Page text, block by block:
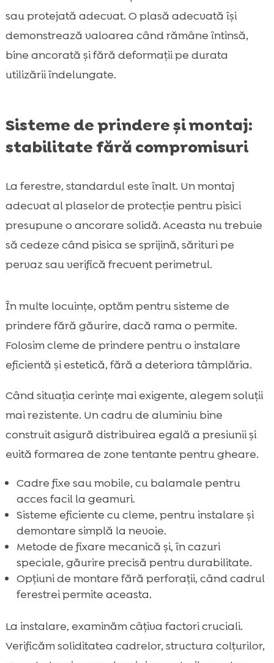
sau protejată adecvat. O plasă adecvată își
demonstrează valoarea când rămâne întinsă,
bine ancorată și fără deformații pe durata
utilizării îndelungate.
Sisteme de prindere și montaj:
stabilitate fără compromisuri
La ferestre, standardul este înalt. Un montaj
adecvat al plaselor de protecție pentru pisici
presupune o ancorare solidă. Aceasta nu trebuie
să cedeze când pisica se sprijină, sărituri pe
pervaz sau verifică frecvent perimetrul.
În multe locuințe, optăm pentru sisteme de
prindere fără găurire, dacă rama o permite.
Folosim cleme de prindere pentru o instalare
eficientă și estetică, fără a deteriora tâmplăria.
Când situația cerințe mai exigente, alegem soluții
mai rezistente. Un cadru de aluminiu bine
construit asigură distribuirea egală a presiunii și
evită formarea de zone tentante pentru gheare.
Cadre fixe sau mobile, cu balamale pentru
acces facil la geamuri.
Sisteme eficiente cu cleme, pentru instalare și
demontare simplă la nevoie.
Metode de fixare mecanică și, în cazuri
speciale, găurire precisă pentru durabilitate.
Opțiuni de montare fără perforații, când cadrul
ferestrei permite aceasta.
La instalare, examinăm câțiva factori cruciali.
Verificăm soliditatea cadrelor, structura colțurilor,